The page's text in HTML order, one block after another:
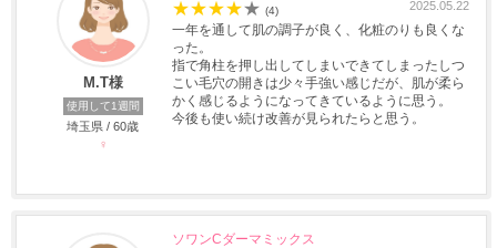
M.T様
使用して1週間
埼玉県 / 60歳
♀
★★★★★ (4) 2025.05.22
一年を通して肌の調子が良く、化粧のりも良くな
った。
指で角柱を押し出してしまいできてしまったしつ
こい毛穴の開きは少々手強い感じだが、肌が柔ら
かく感じるようになってきているように思う。
今後も使い続け改善が見られたらと思う。
ソワンCダーマミックス